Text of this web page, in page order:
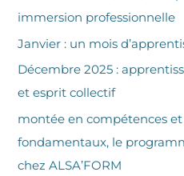
e
r
:
immersion professionnelle
Janvier : un mois
Décembre 2025 :
et esprit collectif
montée en compétences
fondamentaux, le
chez ALSA’FORM